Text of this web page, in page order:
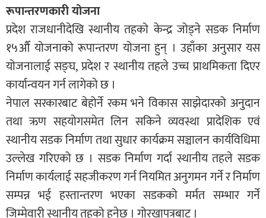
रूपान्तरणकारी योजना
प्रदेश राजधानीदेखि स्थानीय तहको केन्द्र जोड्ने सडक निर्माण
१५औँ योजनाको रूपान्तरण योजना हुन् । उहाँका अनुसार यस
योजनालाई सङ्घ, प्रदेश र स्थानीय तहले उच्च प्राथमिकता दिएर
कार्यान्वयन गर्न लागेको छ ।
नेपाल सरकारबाट बेहोर्ने रकम भने विकास साझेदारको अनुदान
तथा ऋण सहयोगसमेत लिन सकिने व्यवस्था प्रादेशिक एवं
स्थानीय सडक निर्माण तथा सुधार कार्यक्रम सञ्चालन कार्यविधिमा
उल्लेख गरिएको छ । सडक निर्माण गर्दा स्थानीय तहले सडक
निर्माण कार्यलाई सहजीकरण गर्न नियमित अनुगमन गर्ने र निर्माण
सम्पन्न भई हस्तान्तरण भएका सडकको मर्मत सम्भार गर्ने
जिम्मेवारी स्थानीय तहको हुनेछ । गोरखापत्रबाट ।